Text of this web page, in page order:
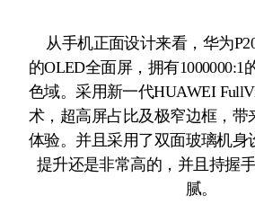
从手机正面设计来看，华为
的OLED全面屏，拥有1000000:1
色域。采用新一代HUAWEI
术，超高屏占比及极窄边框，带
体验。并且采用了双面玻璃机身
提升还是非常高的，并且持握
腻。